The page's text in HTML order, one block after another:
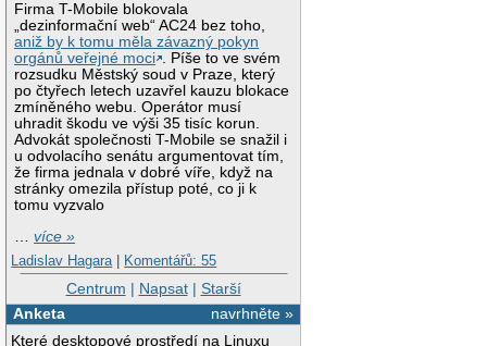
Firma T-Mobile blokovala
„dezinformační web“ AC24 bez toho,
aniž by k tomu měla závazný pokyn
orgánů veřejné moci . Píše to ve svém
rozsudku Městský soud v Praze, který
po čtyřech letech uzavřel kauzu blokace
zmíněného webu. Operátor musí
uhradit škodu ve výši 35 tisíc korun.
Advokát společnosti T-Mobile se snažil i
u odvolacího senátu argumentovat tím,
že firma jednala v dobré víře, když na
stránky omezila přístup poté, co ji k
tomu vyzvalo
…více »
Ladislav Hagara | Komentářů: 55
Centrum | Napsat| Starší
navrhněte »
Anketa
Které desktopové prostředí na Linuxu